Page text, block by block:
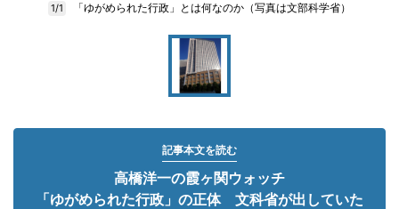
1/1 「ゆがめられた行政」とは何なのか（写真は文部科学省）
記事本文を読む
高橋洋一の霞ヶ関ウォッチ
「ゆがめられた行政」の正体 文科省が出していた